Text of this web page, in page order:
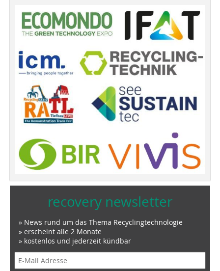
recovery newsletter
» News rund um das Thema Recyclingtechnologie
» erscheint alle 2 Monate
» kostenlos und jederzeit kündbar